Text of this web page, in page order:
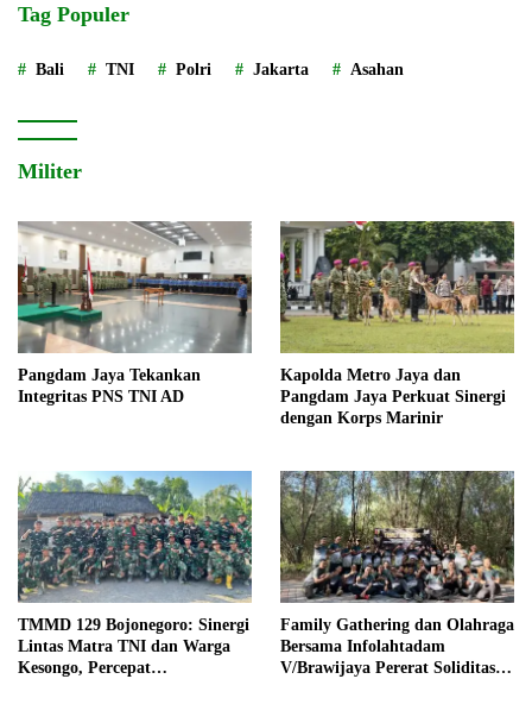
Tag Populer
Bali TNI Polri Jakarta Asahan
Militer
Pangdam Jaya Tekankan
Integritas PNS TNI AD
Kapolda Metro Jaya dan
Pangdam Jaya Perkuat Sinergi
dengan Korps Marinir
TMMD 129 Bojonegoro: Sinergi
Lintas Matra TNI dan Warga
Kesongo, Percepat
Family Gathering dan Olahraga
Bersama Infolahtadam
V/Brawijaya Pererat Soliditas